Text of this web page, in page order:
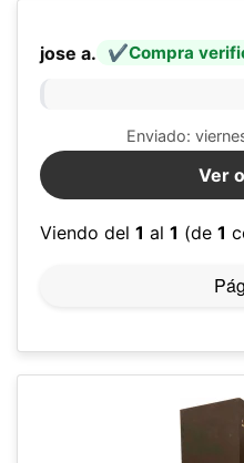
jose a. Compra
Enviado:
Ver
Viendo del 1 al 1 (de 1